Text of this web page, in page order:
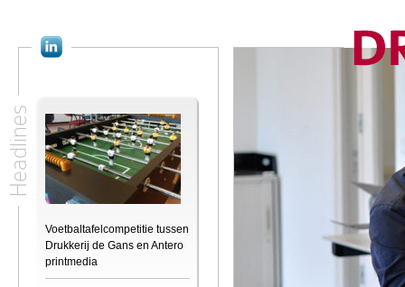
Headlines
Voetbaltafelcompetitie tussen
Drukkerij de Gans en Antero
printmedia